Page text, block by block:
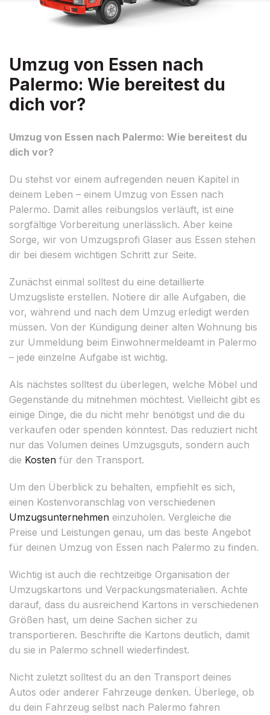
Umzug von Essen nach
Palermo: Wie bereitest du
dich vor?
Umzug von Essen nach Palermo: Wie bereitest du
dich vor?
Du stehst vor einem aufregenden neuen Kapitel in
deinem Leben – einem Umzug von Essen nach
Palermo. Damit alles reibungslos verläuft, ist eine
sorgfältige Vorbereitung unerlässlich. Aber keine
Sorge, wir von Umzugsprofi Glaser aus Essen stehen
dir bei diesem wichtigen Schritt zur Seite.
Zunächst einmal solltest du eine detaillierte
Umzugsliste erstellen. Notiere dir alle Aufgaben, die
vor, während und nach dem Umzug erledigt werden
müssen. Von der Kündigung deiner alten Wohnung bis
zur Ummeldung beim Einwohnermeldeamt in Palermo
– jede einzelne Aufgabe ist wichtig.
Als nächstes solltest du überlegen, welche Möbel und
Gegenstände du mitnehmen möchtest. Vielleicht gibt es
einige Dinge, die du nicht mehr benötigst und die du
verkaufen oder spenden könntest. Das reduziert nicht
nur das Volumen deines Umzugsguts, sondern auch
die Kosten für den Transport.
Um den Überblick zu behalten, empfiehlt es sich,
einen Kostenvoranschlag von verschiedenen
Umzugsunternehmen einzuholen. Vergleiche die
Preise und Leistungen genau, um das beste Angebot
für deinen Umzug von Essen nach Palermo zu finden.
Wichtig ist auch die rechtzeitige Organisation der
Umzugskartons und Verpackungsmaterialien. Achte
darauf, dass du ausreichend Kartons in verschiedenen
Größen hast, um deine Sachen sicher zu
transportieren. Beschrifte die Kartons deutlich, damit
du sie in Palermo schnell wiederfindest.
Nicht zuletzt solltest du an den Transport deines
Autos oder anderer Fahrzeuge denken. Überlege, ob
du dein Fahrzeug selbst nach Palermo fahren